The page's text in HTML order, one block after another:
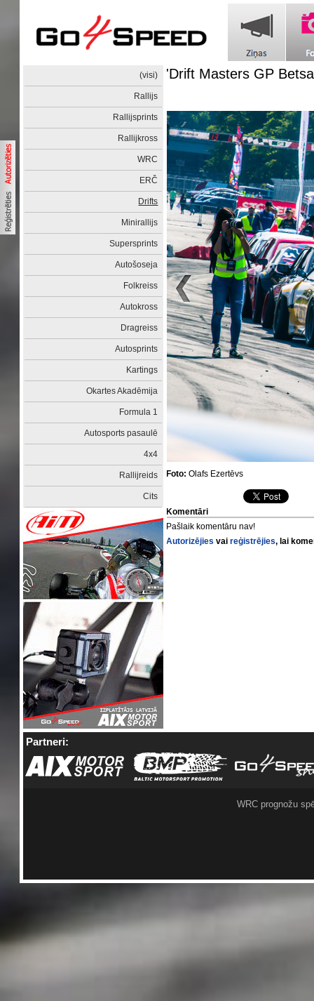
(visi)
Rallijs
Rallijsprints
Rallijkross
WRC
ERČ
Drifts
Minirallijs
Supersprints
Autošoseja
Folkreiss
Autokross
Dragreiss
Autosprints
Kartings
Okartes Akadēmija
Formula 1
Autosports pasaulē
4x4
Rallijreids
Cits
'Drift Masters GP
Foto: Olafs Ezertēvs
Komentāri
Pašlaik komentāru nav!
Autorizējies vaireģistrējies, lai
Partneri:
WRC prognožu